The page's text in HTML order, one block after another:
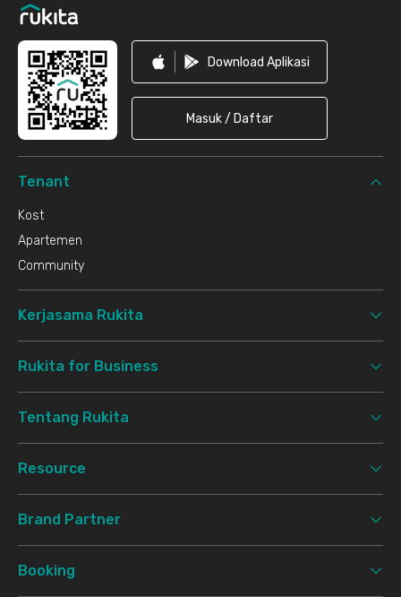
Download Aplikasi
Masuk / Daftar
Tenant
Kost
Apartemen
Community
Kerjasama Rukita
Rukita for Business
Tentang Rukita
Resource
Brand Partner
Booking